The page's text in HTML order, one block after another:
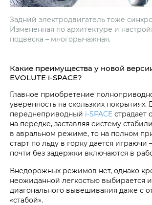
Задний электродвигатель тоже
Измененная по архитектуре и
подвеска – многорычажная.
Какие преимущества у новой
EVOLUTE i‑SPACE?
Главное приобретение
уверенность на скользких покрытиях.
переднеприводный i‑SPACE страдает
на передке, заставляя систему
в авральном режиме, то на полном
старт по льду в горку дается играючи
почти без задержки включаются в
Внедорожных режимов нет, однако
неожиданной легкостью выбирается
диагонального вывешивания даже с
«стабой».